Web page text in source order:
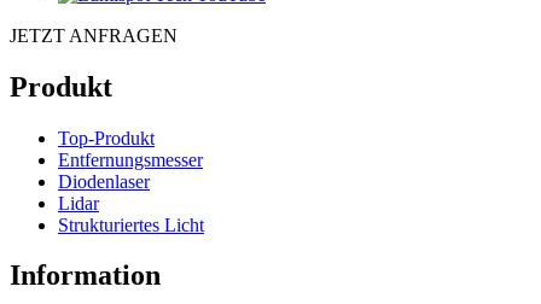
JETZT ANFRAGEN
Produkt
Top-Produkt
Entfernungsmesser
Diodenlaser
Lidar
Strukturiertes Licht
Information